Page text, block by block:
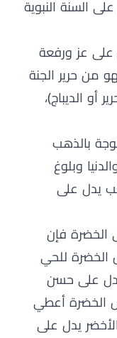
السنة النبوية
على عز ورفعة
من حرير الجنة
أو الديباج)،
بالذهب
وبلوغ
يدل على
الخضرة فإن
للحي
يدل على حسن
الخضرة أعطي
يدل على